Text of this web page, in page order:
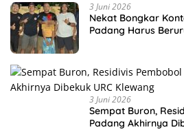
3 Juni 2026
Nekat Bongkar
Padang Harus
3 Juni 2026
Sempat Buron,
Padang Akhirnya